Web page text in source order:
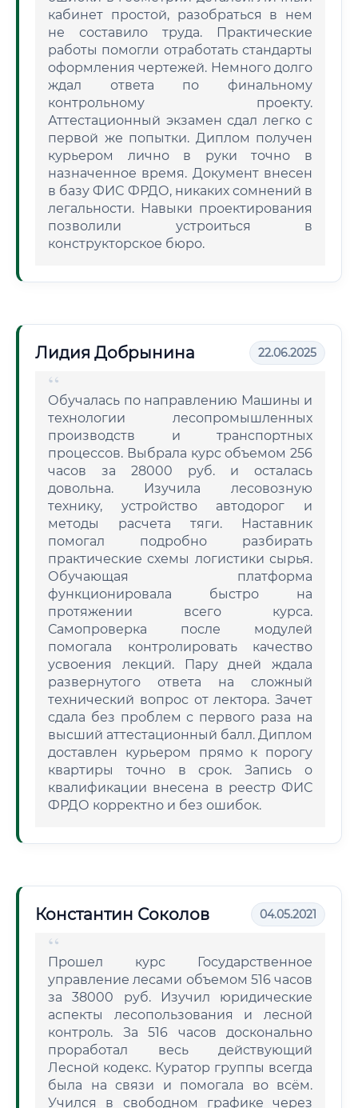
кабинет простой, разобраться в нем
не составило труда. Практические
работы помогли отработать стандарты
оформления чертежей. Немного долго
ждал ответа по финальному
контрольному проекту.
Аттестационный экзамен сдал легко с
первой же попытки. Диплом получен
курьером лично в руки точно в
назначенное время. Документ внесен
в базу ФИС ФРДО, никаких сомнений в
легальности. Навыки проектирования
позволили устроиться в
конструкторское бюро.
Лидия Добрынина 22.06.2025
Обучалась по направлению Машины и
технологии лесопромышленных
производств и транспортных
процессов. Выбрала курс объемом 256
часов за 28000 руб. и осталась
довольна. Изучила лесовозную
технику, устройство автодорог и
методы расчета тяги. Наставник
помогал подробно разбирать
практические схемы логистики сырья.
Обучающая платформа
функционировала быстро на
протяжении всего курса.
Самопроверка после модулей
помогала контролировать качество
усвоения лекций. Пару дней ждала
развернутого ответа на сложный
технический вопрос от лектора. Зачет
сдала без проблем с первого раза на
высший аттестационный балл. Диплом
доставлен курьером прямо к порогу
квартиры точно в срок. Запись о
квалификации внесена в реестр ФИС
ФРДО корректно и без ошибок.
Константин Соколов 04.05.2021
Прошел курс Государственное
управление лесами объемом 516 часов
за 38000 руб. Изучил юридические
аспекты лесопользования и лесной
контроль. За 516 часов досконально
проработал весь действующий
Лесной кодекс. Куратор группы всегда
была на связи и помогала во всём.
Учился в свободном графике через